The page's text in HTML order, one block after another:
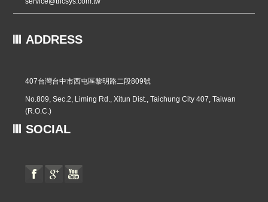
ADDRESS
407台灣台中市西屯區黎明路二段809號
No.809, Sec.2, Liming Rd., Xitun Dist., Taichung City 407, Taiwan
(R.O.C.)
SOCIAL